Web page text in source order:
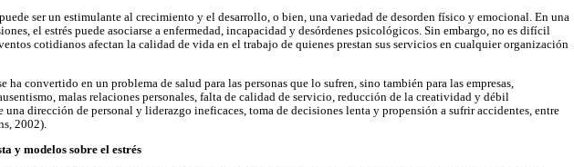
ser un estimulante al crecimiento y el desarrollo, o bien, una variedad de desorden físico y emocional. En una
el estrés puede asociarse a enfermedad, incapacidad y desórdenes psicológicos. Sin embargo, no es difícil
cotidianos afectan la calidad de vida en el trabajo de quienes prestan sus servicios en cualquier organización
ha convertido en un problema de salud para las personas que lo sufren, sino también para las empresas,
malas relaciones personales, falta de calidad de servicio, reducción de la creatividad y débil
una dirección de personal y liderazgo ineficaces, toma de decisiones lenta y propensión a sufrir accidentes, entre
2002).
y modelos sobre el estrés